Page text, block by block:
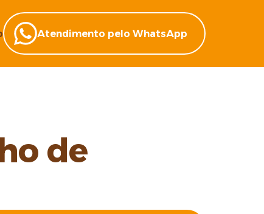
Atendimento pelo WhatsApp
de